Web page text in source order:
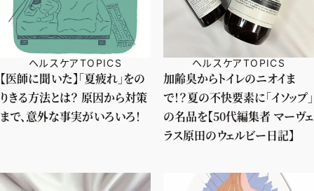
ヘルスケアTOPICS
【医師に聞いた】「夏疲れ」をの
りきる方法とは？ 原因から対策
まで、意外な事実がいろいろ！
ヘルスケアTOPICS
加齢臭からトイレのニオイま
で！？夏の不快要素に「イソップ」
の名品を【50代編集者 マーヴェ
ラス原田のウェルビー日記】